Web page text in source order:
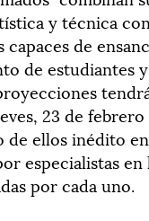
y técnica
de
de estudiantes y
23 de febrero
ellos inédito en
especialistas en
por cada uno.